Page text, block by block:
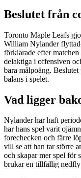
Beslutet från
Toronto Maple Leafs
William Nylander
förklarade efter
delaktiga i offensiven
bara målpoäng.
balans i spelet.
Vad ligger
Nylander har haft
har hans spel varit
forechecken och färre
vill se att han tar större
och skapar mer spel för
brukar en tillfällig